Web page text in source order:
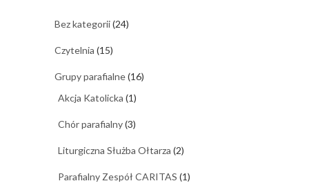
Bez kategorii(24)
Czytelnia (15)
Grupy parafialne(16)
Akcja Katolicka (1)
Chór parafialny(3)
Liturgiczna Służba Ołtarza (2)
Parafialny Zespół CARITAS (1)